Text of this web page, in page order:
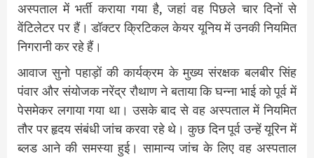
अस्पताल में भर्ती कराया गया है, जहां वह पिछले चार दिनों से
वेंटिलेटर पर हैं। डॉक्टर क्रिटिकल केयर यूनिय में उनकी नियमित
निगरानी कर रहे हैं।
आवाज सुनो पहाड़ों की कार्यक्रम के मुख्य संरक्षक बलबीर सिंह
पंवार और संयोजक नरेंद्र रौथाण ने बताया कि घन्ना भाई को पूर्व में
पेसमेकर लगाया गया था। उसके बाद से वह अस्पताल में नियमित
तौर पर हृदय संबंधी जांच करवा रहे थे। कुछ दिन पूर्व उन्हें यूरिन में
ब्लड आने की समस्या हुई। सामान्य जांच के लिए वह अस्पताल